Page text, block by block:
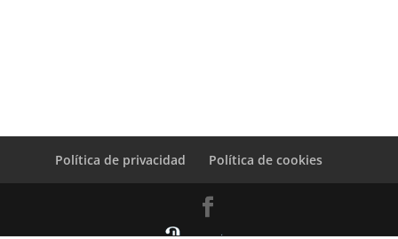
Política de privacidad Política de cookies